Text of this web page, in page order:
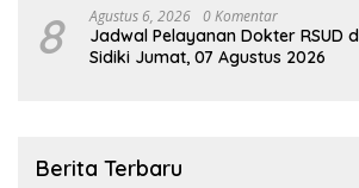
8 Agustus 6, 2026 0 Komentar
Jadwal Pelayanan Dokter RSUD
Sidiki Jumat, 07 Agustus 2026
Berita Terbaru